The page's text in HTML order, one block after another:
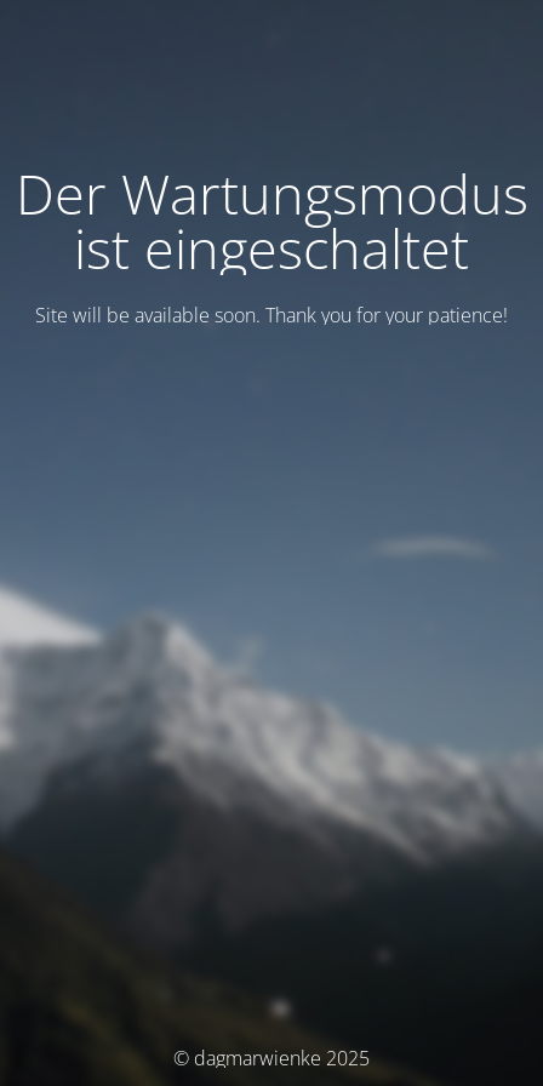
Der Wartungsmodus
ist eingeschaltet
Site will be available soon. Thank you for your patience!
© dagmarwienke 2025